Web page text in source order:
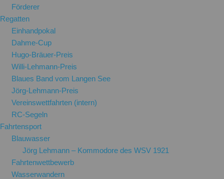
Förderer
Regatten
Einhandpokal
Dahme-Cup
Hugo-Bräuer-Preis
Willi-Lehmann-Preis
Blaues Band vom Langen See
Jörg-Lehmann-Preis
Vereinswettfahrten (intern)
RC-Segeln
Fahrtensport
Blauwasser
Jörg Lehmann – Kommodore des WSV 1921
Fahrtenwettbewerb
Wasserwandern